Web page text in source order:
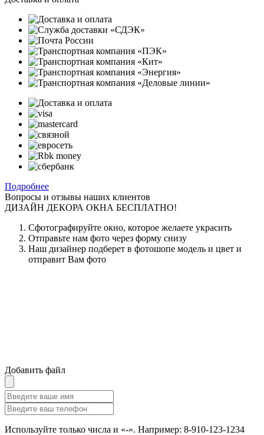
Подробнее
Вопросы и отзывы наших клиентов
ДИЗАЙН ДЕКОРА ОКНА БЕСПЛАТНО!
Сфотографируйте окно, которое желаете украсить
Отправьте нам фото через форму снизу
Наш дизайнер подберет в фотошопе модель и цвет и
отправит Вам фото
Добавить файл
Используйте только числа и «-». Например: 8-910-123-1234